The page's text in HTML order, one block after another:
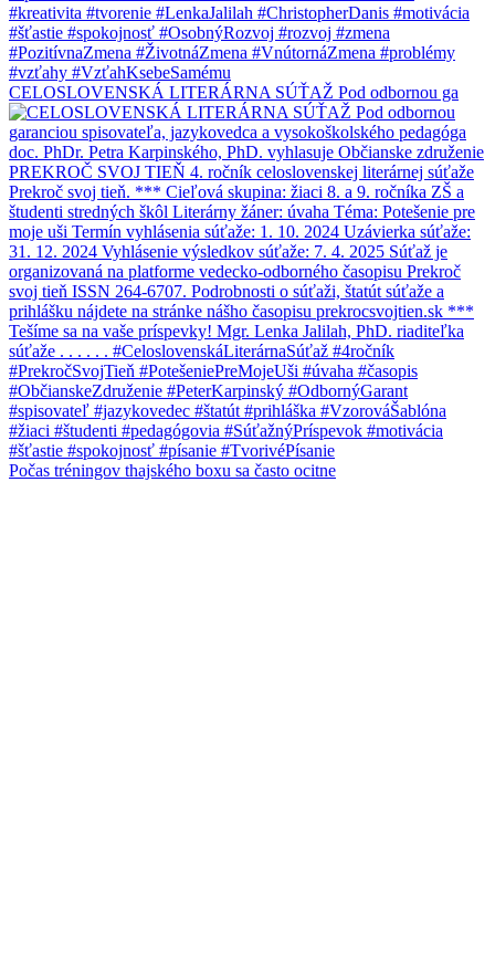
CELOSLOVENSKÁ LITERÁRNA SÚŤAŽ Pod odbornou ga
Počas tréningov thajského boxu sa často ocitne